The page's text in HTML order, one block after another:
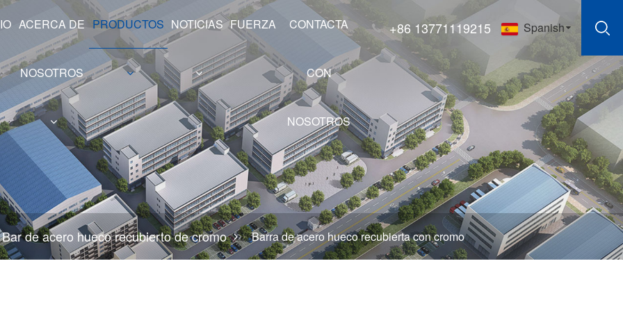
ACERCA DE
NOSOTROS
PRODUCTOS
Serie Hollow Shaft
NOTICIAS FUERZA CONTACTA
CON
NOSOTROS
+86 13771119215 Spanish
Bar de acero hueco recubierto de cromo Barra de acero hueco recubierta con cromo